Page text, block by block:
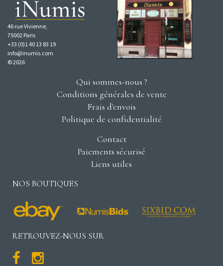
46 rue Vivienne,
75002 Paris
+33 (0)1 40 13 83 19
info@inumis.com
© 2026
Qui sommes-nous ?
Conditions générales de vente
Frais d'envois
Politique de confidentialité
Contact
Paiements sécurisé
Liens utiles
NOS BOUTIQUES
RETROUVEZ-NOUS SUR